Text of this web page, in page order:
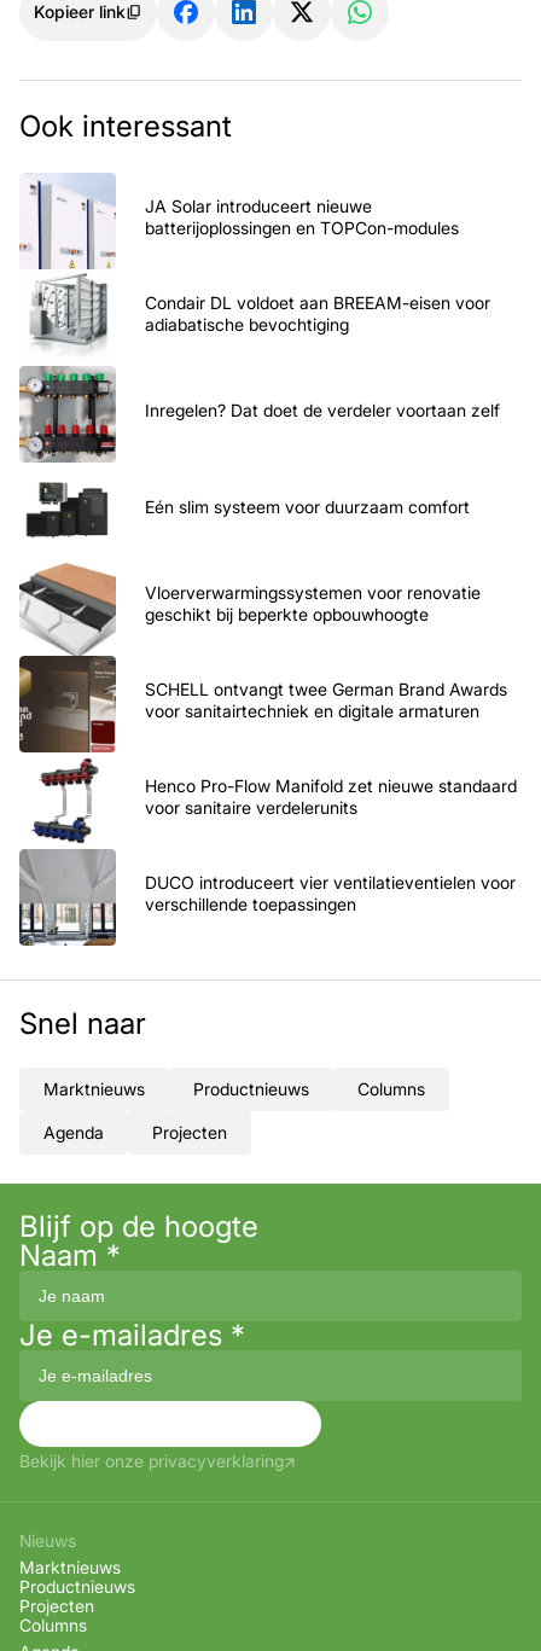
Kopieer link
Ook interessant
JA Solar introduceert nieuwe
batterijoplossingen en TOPCon-modules
Condair DL voldoet aan BREEAM-eisen voor
adiabatische bevochtiging
Inregelen? Dat doet de verdeler voortaan zelf
Eén slim systeem voor duurzaam comfort
Vloerverwarmingssystemen voor renovatie
geschikt bij beperkte opbouwhoogte
SCHELL ontvangt twee German Brand Awards
voor sanitairtechniek en digitale armaturen
Henco Pro-Flow Manifold zet nieuwe standaard
voor sanitaire verdelerunits
DUCO introduceert vier ventilatieventielen voor
verschillende toepassingen
Snel naar
Marktnieuws Productnieuws Columns
Agenda Projecten
Blijf op de hoogte
Naam *
Je e-mailadres *
Bekijk hier onze privacyverklaring
Nieuws
Marktnieuws
Productnieuws
Projecten
Columns